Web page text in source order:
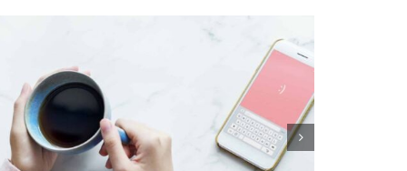
17 secondes pour soi : la technique à tester
pendant les vacances